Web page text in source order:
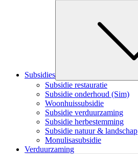
Subsidies
Subsidie restauratie
Subsidie onderhoud (Sim)
Woonhuissubsidie
Subsidie verduurzaming
Subsidie herbestemming
Subsidie natuur & landschap
Monulisasubsidie
Verduurzaming